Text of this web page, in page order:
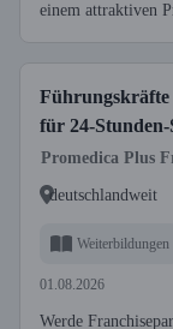
einem attraktiven
Führungskräfte
für 24-
Promedica Plus
deutschlandweit
Weiterbildungen
01.08.2026
Werde